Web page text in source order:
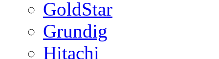
GoldStar
Grundig
Hitachi